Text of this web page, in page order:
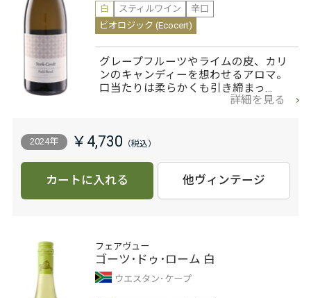
白
スティルワイン
辛口
ビオロジック (Ecocert)
グレープフルーツやライムの皮、カリ
ンのキャンディーを想わせるアロマ。
口当たりは柔らかくも引き締まっ…
詳細を見る
2024年 ￥4,730
カートに入れる 他ヴィンテージ
フェアヴュー
ゴーツ･ドゥ･ローム 白
ウエスタン･ケープ